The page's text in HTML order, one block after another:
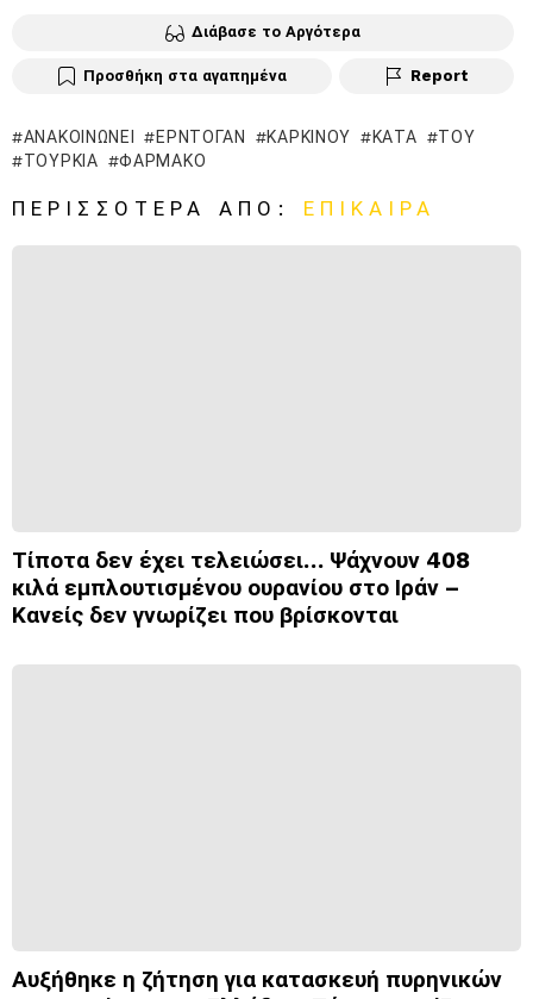
Διάβασε το Αργότερα
Προσθήκη στα αγαπημένα Report
ΑΝΑΚΟΙΝΏΝΕΙ ΕΡΝΤΟΓΆΝ ΚΑΡΚΊΝΟΥ ΚΑΤΆ
ΤΟΥ
ΤΟΥΡΚΊΑ
ΦΆΡΜΑΚΟ
ΠΕΡΙΣΣΌΤΕΡΑ ΑΠΌ: ΕΠΊΚΑΙΡΑ
Τίποτα δεν έχει τελειώσει… Ψάχνουν 408
κιλά εμπλουτισμένου ουρανίου στο Ιράν –
Κανείς δεν γνωρίζει που βρίσκονται
Αυξήθηκε η ζήτηση για κατασκευή πυρηνικών